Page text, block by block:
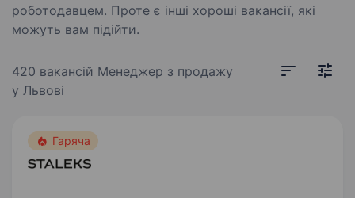
роботодавцем. Проте є інші хороші вакансії, які
можуть вам підійти.
420 вакансій Менеджер з продажу
у Львові
Гаряча